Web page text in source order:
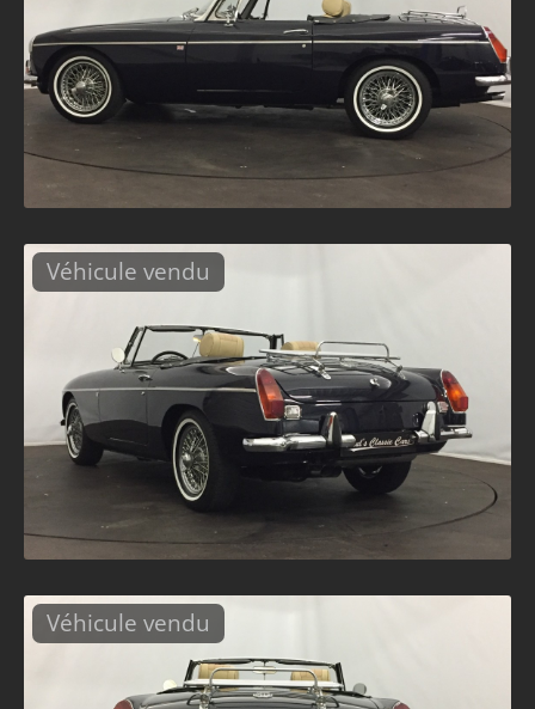
Véhicule vendu
Véhicule vendu